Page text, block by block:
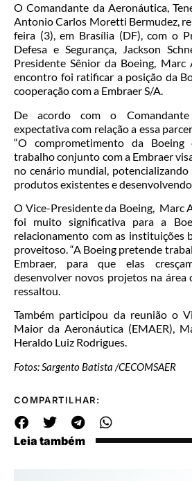
O Comandante da Aeronáutica,
Antonio Carlos Moretti Bermudez,
feira (3), em Brasília (DF), com o
Defesa e Segurança, Jackson
Presidente Sênior da Boeing,
encontro foi ratificar a posição da
cooperação com a Embraer S/A.
De acordo com o
expectativa com relação a essa
“O comprometimento da Boeing
trabalho conjunto com a Embraer
no cenário mundial, potencializando
produtos existentes e desenvolvendo
O Vice-Presidente da Boeing, Marc
foi muito significativa para a
relacionamento com as instituições
proveitoso. “A Boeing pretende
Embraer, para que elas
desenvolver novos projetos na área
ressaltou.
Também participou da reunião o
Maior da Aeronáutica (EMAER),
Heraldo Luiz Rodrigues.
Fotos: Sargento Batista /CECOMSAER
COMPARTILHAR:
Leia também